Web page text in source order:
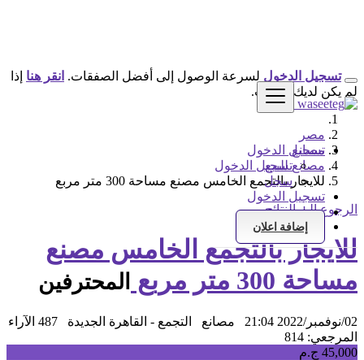
تسجيل الدخول
تسجيل الدخول
سجل
تسجيل الدخول
سجل
إضافة اعلان
تسجيل الدخول لسرعة الوصول إلى أفضل الصفقات. انقر هنا إذا
لم يكن لديك حساب.
مصر
مصانع
مصانع للبيع
للايجار بالتجمع الخامس مصنع مساحة 300 متر مربع
الرجوع إلى النتائج
للايجار بالتجمع الخامس مصنع
مساحة 300 متر مربع
المحترفين
02/نوفمبر/2022 21:04 مصانع التجمع - القاهرة الجديدة
487 الآراء
المرجعي: 814
45,000 ج.م